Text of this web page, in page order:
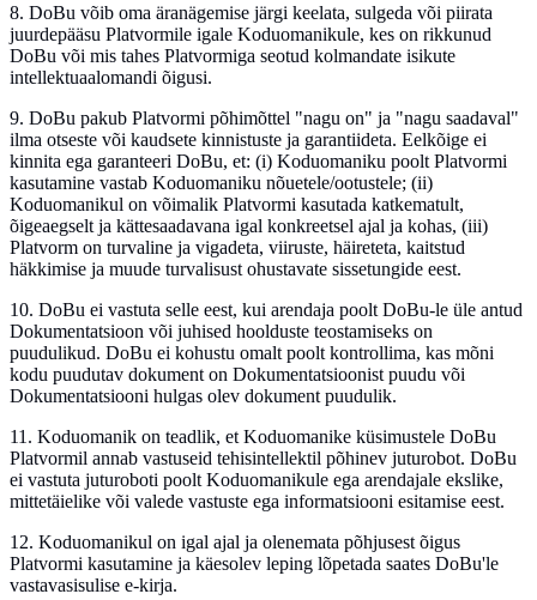
8. DoBu võib oma äranägemise järgi keelata, sulgeda või piirata
juurdepääsu Platvormile igale Koduomanikule, kes on rikkunud
DoBu või mis tahes Platvormiga seotud kolmandate isikute
intellektuaalomandi õigusi.
9. DoBu pakub Platvormi põhimõttel "nagu on" ja "nagu saadaval"
ilma otseste või kaudsete kinnistuste ja garantiideta. Eelkõige ei
kinnita ega garanteeri DoBu, et: (i) Koduomaniku poolt Platvormi
kasutamine vastab Koduomaniku nõuetele/ootustele; (ii)
Koduomanikul on võimalik Platvormi kasutada katkematult,
õigeaegselt ja kättesaadavana igal konkreetsel ajal ja kohas, (iii)
Platvorm on turvaline ja vigadeta, viiruste, häireteta, kaitstud
häkkimise ja muude turvalisust ohustavate sissetungide eest.
10. DoBu ei vastuta selle eest, kui arendaja poolt DoBu-le üle antud
Dokumentatsioon või juhised hoolduste teostamiseks on
puudulikud. DoBu ei kohustu omalt poolt kontrollima, kas mõni
kodu puudutav dokument on Dokumentatsioonist puudu või
Dokumentatsiooni hulgas olev dokument puudulik.
11. Koduomanik on teadlik, et Koduomanike küsimustele DoBu
Platvormil annab vastuseid tehisintellektil põhinev juturobot. DoBu
ei vastuta juturoboti poolt Koduomanikule ega arendajale ekslike,
mittetäielike või valede vastuste ega informatsiooni esitamise eest.
12. Koduomanikul on igal ajal ja olenemata põhjusest õigus
Platvormi kasutamine ja käesolev leping lõpetada saates DoBu'le
vastavasisulise e-kirja.